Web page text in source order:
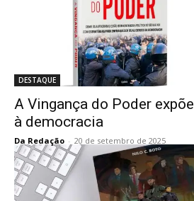
DESTAQUE
A Vingança do Poder
à democracia
Da Redação - 20 de setembro de 2025